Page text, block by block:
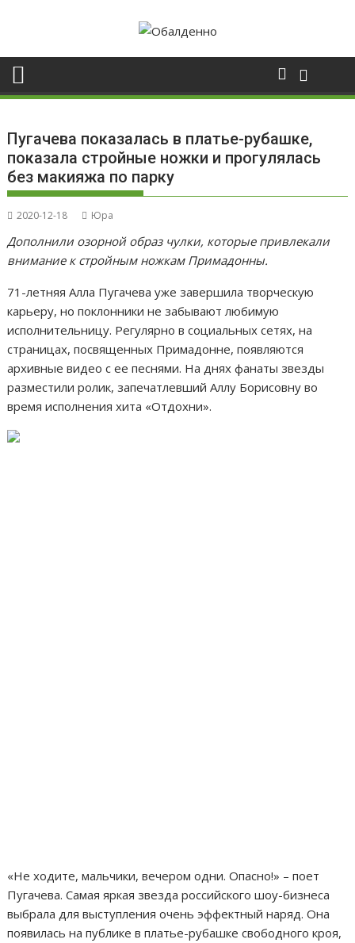
Пугачева показалась в платье-рубашке,
показала стройные ножки и прогулялась
без макияжа по парку
2020-12-18 Юра
Дополнили озорной образ чулки, которые привлекали
внимание к стройным ножкам Примадонны.
71-летняя Алла Пугачева уже завершила творческую
карьеру, но поклонники не забывают любимую
исполнительницу. Регулярно в социальных сетях, на
страницах, посвященных Примадонне, появляются
архивные видео с ее песнями. На днях фанаты звезды
разместили ролик, запечатлевший Аллу Борисовну во
время исполнения хита «Отдохни».
«Не ходите, мальчики, вечером одни. Опасно!» – поет
Пугачева. Самая яркая звезда российского шоу-бизнеса
выбрала для выступления очень эффектный наряд. Она
появилась на публике в платье-рубашке свободного кроя,